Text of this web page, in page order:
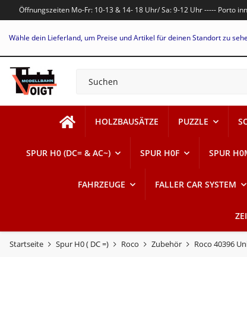
Öffnungszeiten Mo-Fr: 10-13 & 14- 18 Uhr/ Sa: 9-12 Uhr ----- Porto
Wähle dein Lieferland, um Preise und Artikel für deinen Standort zu
HOLZBAUSÄTZE PUZZLE
SPUR H0 (DC= & AC~) SPUR H0F SPUR
FAHRZEUGE FALLER CAR SYSTEM
Startseite Spur H0 ( DC =) Roco Zubehör Roco 40396